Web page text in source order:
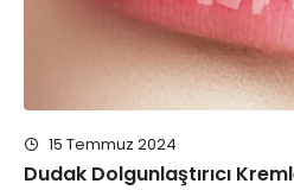
15 Temmuz 2024
Dudak Dolgunlaştırıcı